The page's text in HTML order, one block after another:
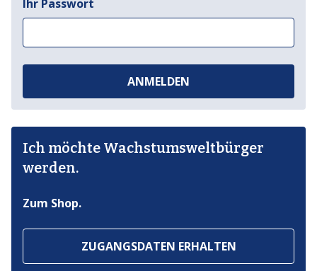
Ihr Passwort
ANMELDEN
Ich möchte Wachstumsweltbürger
werden.
Zum Shop.
ZUGANGSDATEN ERHALTEN